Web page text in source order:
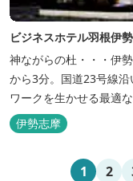
ビジネスホテル羽根伊
神ながらの杜・・・伊
から3分。国道23号線
ワークを生かせる最適な
伊勢志摩
1 2